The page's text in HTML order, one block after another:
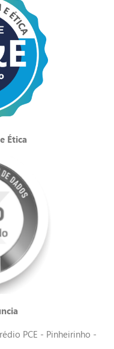
Ética
PCE - Pinheirinho -